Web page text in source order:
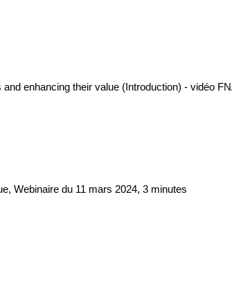
enhancing their value (Introduction) - vidéo
Webinaire du 11 mars 2024, 3 minutes